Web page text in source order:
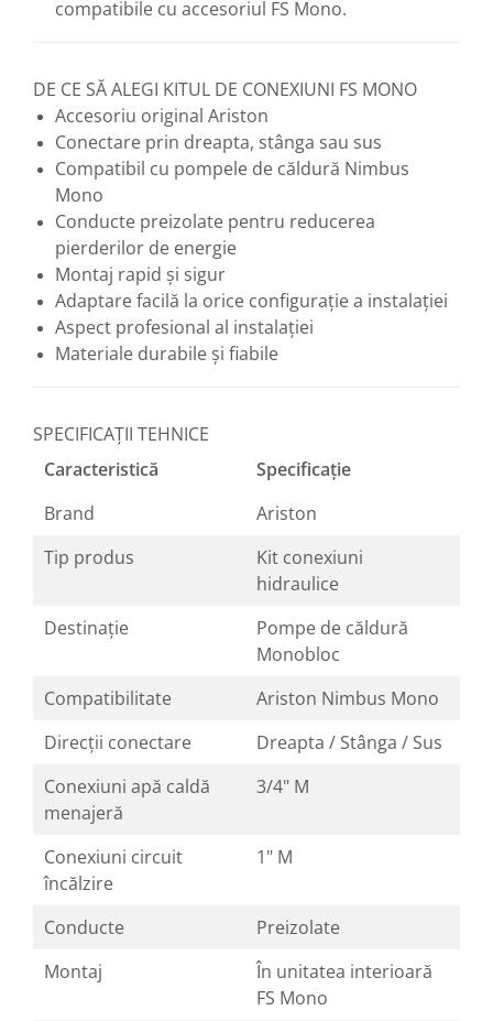
compatibile cu accesoriul FS Mono.
DE CE SĂ ALEGI KITUL DE CONEXIUNI FS MONO
Accesoriu original Ariston
Conectare prin dreapta, stânga sau sus
Compatibil cu pompele de căldură Nimbus
Mono
Conducte preizolate pentru reducerea
pierderilor de energie
Montaj rapid și sigur
Adaptare facilă la orice configurație a instalației
Aspect profesional al instalației
Materiale durabile și fiabile
SPECIFICAȚII TEHNICE
Caracteristică
Specificație
Brand
Ariston
Tip produs
Kit conexiuni
hidraulice
Destinație
Pompe de căldură
Monobloc
Compatibilitate
Ariston Nimbus Mono
Direcții conectare
Dreapta / Stânga / Sus
Conexiuni apă caldă
menajeră
3/4" M
Conexiuni circuit
încălzire
1" M
Conducte
Preizolate
Montaj
În unitatea interioară
FS Mono